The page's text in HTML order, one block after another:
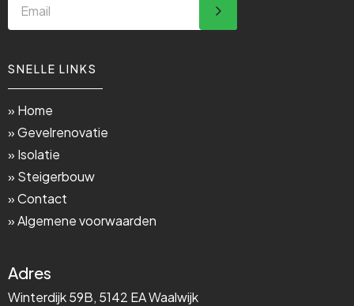
SNELLE LINKS
» Home
» Gevelrenovatie
» Isolatie
» Steigerbouw
» Contact
» Algemene voorwaarden
Adres
Winterdijk 59B, 5142 EA Waalwijk